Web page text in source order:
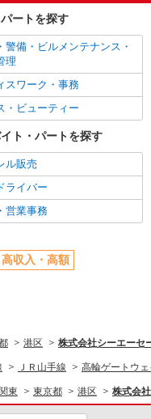
レル
支給
ートを探す
警備・ビルメンテナンス・
理
スワーク・事務
・ビューティー
ト・パートを探す
ル販売
ライバー
営業事務
高収入・高額
港区 株式会社シーエーセ
ＪＲ山手線 高輪ゲートウ
関東 東京都 港区 株式会